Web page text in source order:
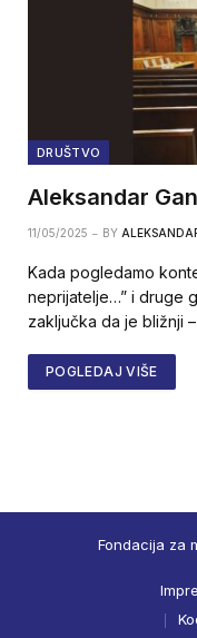
DRUŠTVO
Aleksandar
11/05/2025 BY
Kada pogledamo
neprijatelje…” i druge
zaključka da je bližnji
POGLEDAJ VIŠE
Fondacija za